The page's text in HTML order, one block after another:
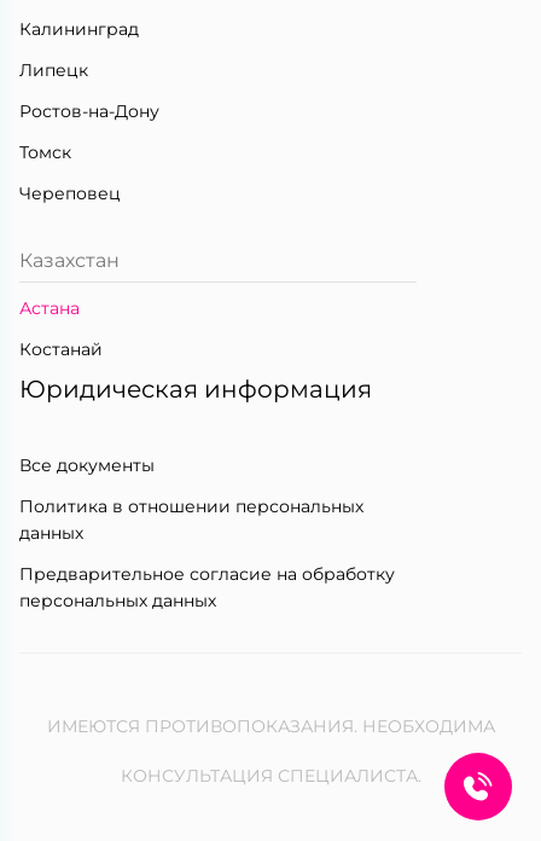
Калининград
Липецк
Ростов-на-Дону
Томск
Череповец
Казахстан
Астана
Костанай
Юридическая информация
Все документы
Политика в отношении персональных
данных
Предварительное согласие на обработку
персональных данных
ИМЕЮТСЯ ПРОТИВОПОКАЗАНИЯ. НЕОБХОДИМА
КОНСУЛЬТАЦИЯ СПЕЦИАЛИСТА.